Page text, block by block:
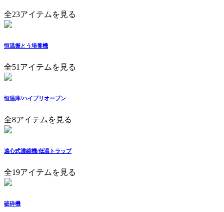
全23アイテムを見る
恒温振とう培養機
全51アイテムを見る
恒温庫/ハイブリオーブン
全8アイテムを見る
遠心式濃縮機/低温トラップ
全19アイテムを見る
破砕機